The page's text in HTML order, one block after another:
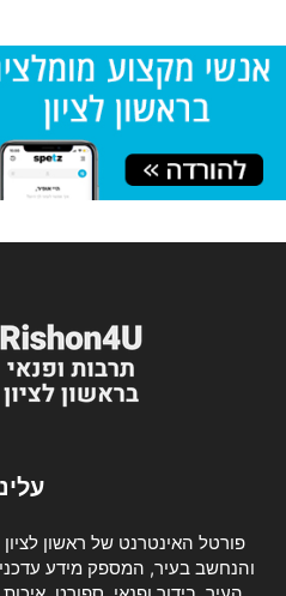
והנחשב בעיר, המספק מידע עדכני